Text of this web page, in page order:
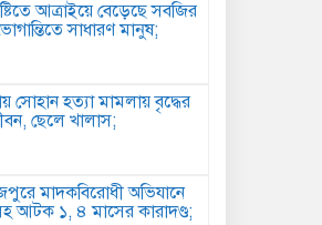
আত্রাইয়ে বেড়েছে সবজির
সাধারণ মানুষ;
সোহান হত্যা মামলায় বৃদ্ধের
ছেলে খালাস;
মাদকবিরোধী অভিযানে
আটক ১, ৪ মাসের কারাদণ্ড;